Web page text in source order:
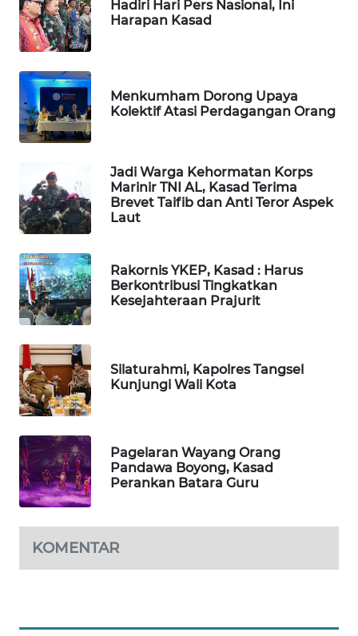
Hadiri Hari Pers Nasional, Ini
Harapan Kasad
Menkumham Dorong Upaya
Kolektif Atasi Perdagangan Orang
Jadi Warga Kehormatan Korps
Marinir TNI AL, Kasad Terima
Brevet Taifib dan Anti Teror Aspek
Laut
Rakornis YKEP, Kasad : Harus
Berkontribusi Tingkatkan
Kesejahteraan Prajurit
Silaturahmi, Kapolres Tangsel
Kunjungi Wali Kota
Pagelaran Wayang Orang
Pandawa Boyong, Kasad
Perankan Batara Guru
KOMENTAR
WN
TAPANULI
SELATAN
WN
TANJUNG
LESUNG
WN
KARO
SIMALUNGUN
WN
LABUHANBATU
WN
TAPANULI
TENGAH
WN DELI
SERDANG
WN